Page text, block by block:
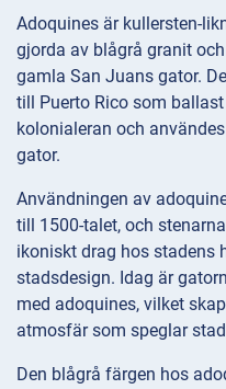
Adoquines är kullersten-
gjorda av blågrå granit
gamla San Juans gator.
till Puerto Rico som
kolonialeran och
gator.
Användningen av
till 1500-talet, och
ikoniskt drag hos stadens
stadsdesign. Idag är
med adoquines, vilket
atmosfär som speglar
Den blågrå färgen hos